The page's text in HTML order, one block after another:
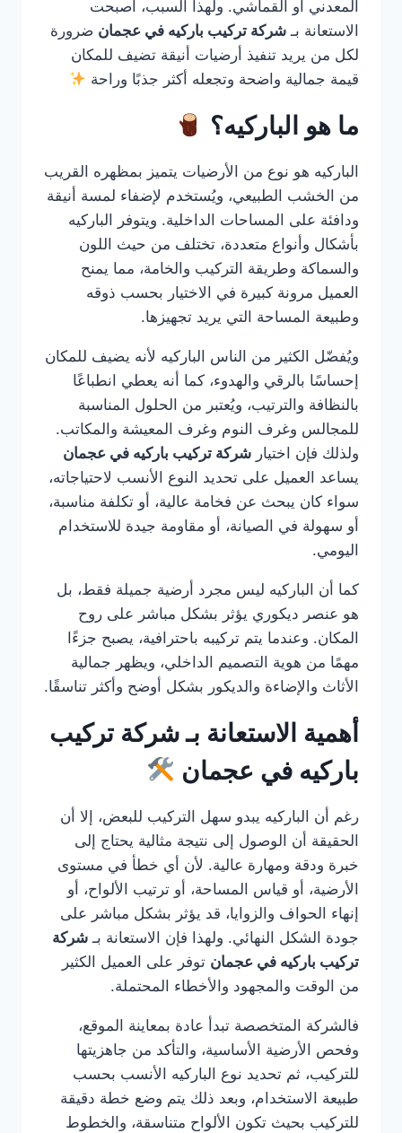
المعدني أو القماشي. ولهذا السبب، أصبحت
الاستعانة بـ شركة تركيب باركيه في عجمان ضرورة
لكل من يريد تنفيذ أرضيات أنيقة تضيف للمكان
قيمة جمالية واضحة وتجعله أكثر جذبًا وراحة
ما هو الباركيه؟
الباركيه هو نوع من الأرضيات يتميز بمظهره القريب
من الخشب الطبيعي، ويُستخدم لإضفاء لمسة أنيقة
ودافئة على المساحات الداخلية. ويتوفر الباركيه
بأشكال وأنواع متعددة، تختلف من حيث اللون
والسماكة وطريقة التركيب والخامة، مما يمنح
العميل مرونة كبيرة في الاختيار بحسب ذوقه
وطبيعة المساحة التي يريد تجهيزها.
ويُفضّل الكثير من الناس الباركيه لأنه يضيف للمكان
إحساسًا بالرقي والهدوء، كما أنه يعطي انطباعًا
بالنظافة والترتيب، ويُعتبر من الحلول المناسبة
للمجالس وغرف النوم وغرف المعيشة والمكاتب.
ولذلك فإن اختيار شركة تركيب باركيه في عجمان
يساعد العميل على تحديد النوع الأنسب لاحتياجاته،
سواء كان يبحث عن فخامة عالية، أو تكلفة مناسبة،
أو سهولة في الصيانة، أو مقاومة جيدة للاستخدام
اليومي.
كما أن الباركيه ليس مجرد أرضية جميلة فقط، بل
هو عنصر ديكوري يؤثر بشكل مباشر على روح
المكان. وعندما يتم تركيبه باحترافية، يصبح جزءًا
مهمًا من هوية التصميم الداخلي، ويظهر جمالية
الأثاث والإضاءة والديكور بشكل أوضح وأكثر تناسقًا.
أهمية الاستعانة بـ شركة تركيب
باركيه في عجمان
رغم أن الباركيه يبدو سهل التركيب للبعض، إلا أن
الحقيقة أن الوصول إلى نتيجة مثالية يحتاج إلى
خبرة ودقة ومهارة عالية. لأن أي خطأ في مستوى
الأرضية، أو قياس المساحة، أو ترتيب الألواح، أو
إنهاء الحواف والزوايا، قد يؤثر بشكل مباشر على
جودة الشكل النهائي. ولهذا فإن الاستعانة بـ شركة
تركيب باركيه في عجمان توفر على العميل الكثير
من الوقت والمجهود والأخطاء المحتملة.
فالشركة المتخصصة تبدأ عادة بمعاينة الموقع،
وفحص الأرضية الأساسية، والتأكد من جاهزيتها
للتركيب، ثم تحديد نوع الباركيه الأنسب بحسب
طبيعة الاستخدام، وبعد ذلك يتم وضع خطة دقيقة
للتركيب بحيث تكون الألواح متناسقة، والخطوط